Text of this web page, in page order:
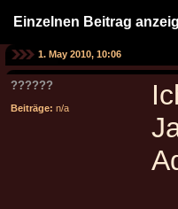
Einzelnen Beitrag
1. May 2010, 10:06
??????
Beiträge: n/a